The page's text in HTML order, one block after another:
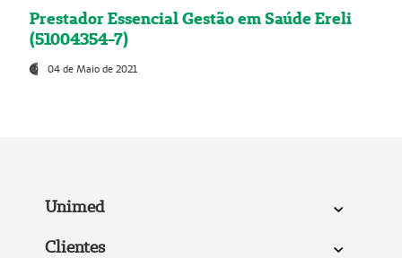
Prestador Essencial Gestão em Saúde Ereli
(51004354-7)
04 de Maio de 2021
Unimed
Clientes